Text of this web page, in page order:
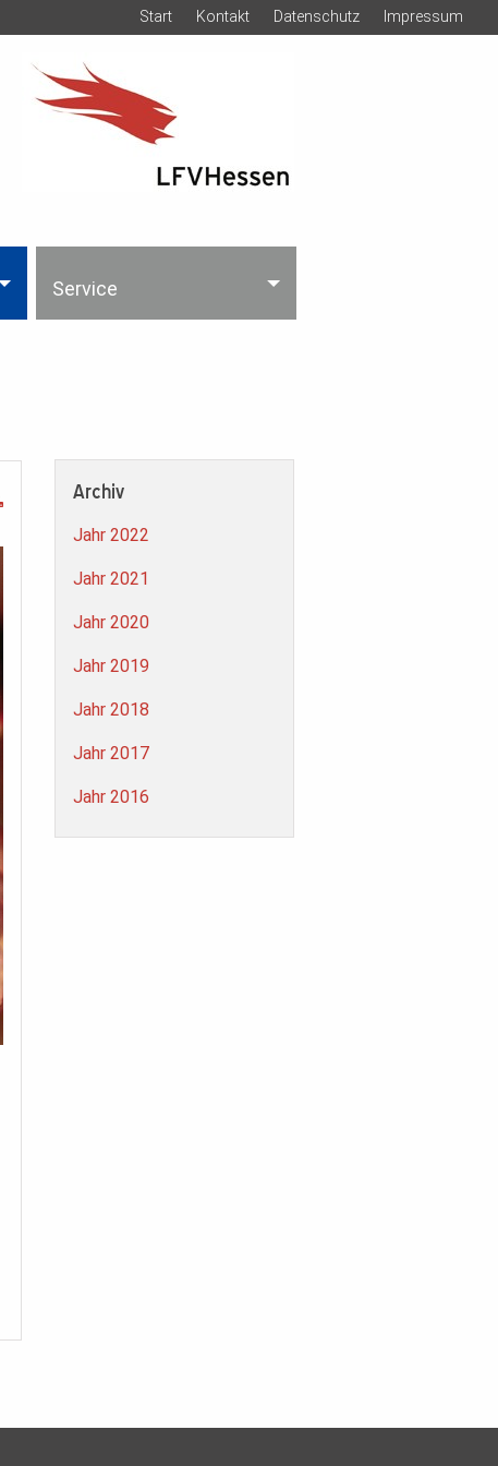
Start Kontakt Datenschutz Impressum
Service
Archiv
Jahr 2022
Jahr 2021
Jahr 2020
Jahr 2019
Jahr 2018
Jahr 2017
Jahr 2016